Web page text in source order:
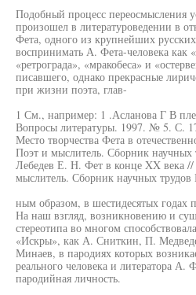
Подобный процесс переосмысления
произошел в литературоведении в
Фета, одного из крупнейших
воспринимать А. Фета-человека как
«ретрограда», «мракобеса» и
писавшего, однако прекрасные
при жизни поэта, глав-
1 См., например: 1 .Асланова Г В
Вопросы литературы. 1997. № 5. С.
Место творчества Фета в
Поэт и мыслитель. Сборник
Лебедев Е. Н. Фет в конце XX века
мыслитель. Сборник научных
ным образом, в шестидесятых годах
На наш взгляд, возникновению и
стереотипа во многом
«Искры», как А. Сниткин, П.
Минаев, в пародиях которых
реального человека и литератора
пародийная личность.